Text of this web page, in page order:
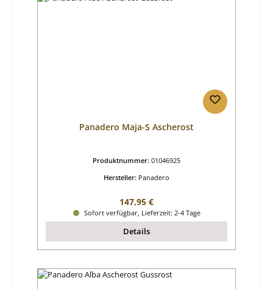
Panadero Maja-S Ascherost
Produktnummer: 01046925
Hersteller: Panadero
Regulärer Preis:
147,95 €
Sofort verfügbar, Lieferzeit: 2-4 Tage
Details